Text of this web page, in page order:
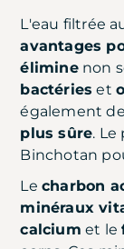
L'eau filtrée
avantages
éliminenon
bactéries et
également
plus sûre. Le
Binchotan
Le charbon
minéraux
calcium et le